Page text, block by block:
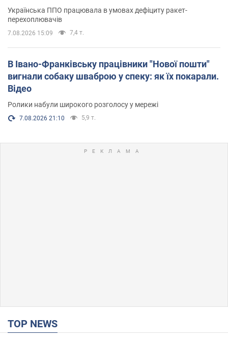
Українська ППО працювала в умовах дефіциту ракет-
перехоплювачів
7.08.2026 15:09 7,4 т.
В Івано-Франківську працівники "Нової пошти"
вигнали собаку шваброю у спеку: як їх покарали.
Відео
Ролики набули широкого розголосу у мережі
7.08.2026 21:10 5,9 т.
TOP NEWS